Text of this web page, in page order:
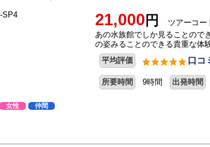
女性 仲間
21,000 円
ツアーコー
あの水族館でしか見ることので
の姿みることのできる貴重な体
平均評価
口コ
所要時間 9時間 出発時間